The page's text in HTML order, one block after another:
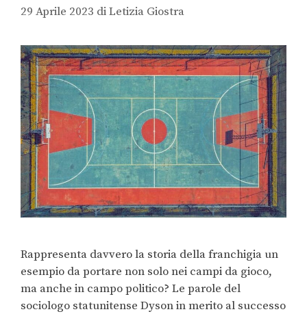
29 Aprile 2023 diLetizia Giostra
Rappresenta davvero la storia della franchigia un
esempio da portare non solo nei campi da gioco,
ma anche in campo politico? Le parole del
sociologo statunitense Dyson in merito al successo